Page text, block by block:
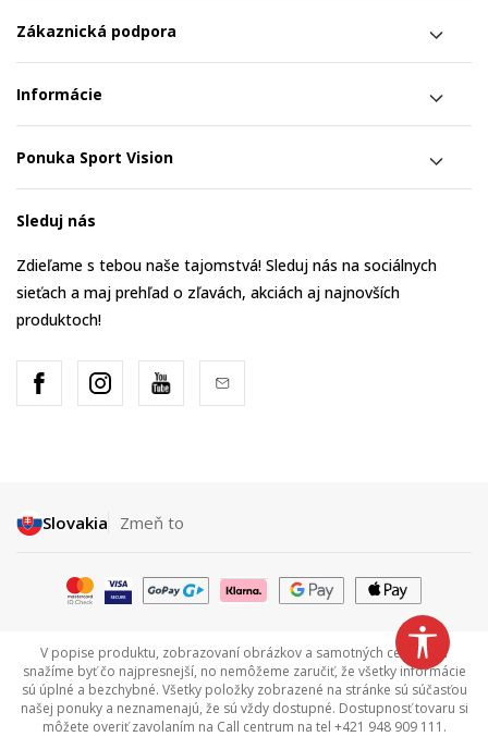
Zákaznická podpora
Informácie
Ponuka Sport Vision
Sleduj nás
Zdieľame s tebou naše tajomstvá! Sleduj nás na sociálnych
sieťach a maj prehľad o zľavách, akciách aj najnovších
produktoch!
Slovakia Zmeň to
V popise produktu, zobrazovaní obrázkov a samotných cenách sa
snažíme byť čo najpresnejší, no nemôžeme zaručiť, že všetky informácie
sú úplné a bezchybné. Všetky položky zobrazené na stránke sú súčasťou
našej ponuky a neznamenajú, že sú vždy dostupné. Dostupnosť tovaru si
môžete overiť zavolaním na Call centrum na tel +421 948 909 111.